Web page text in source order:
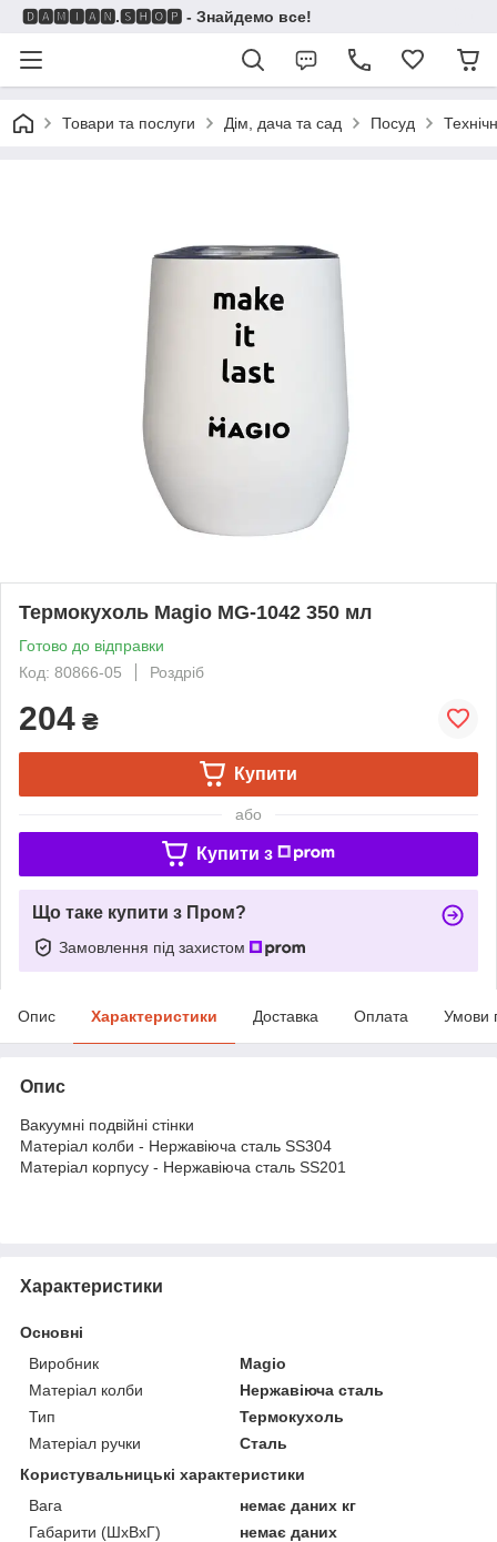
🅳🅰🅼🅸🅰🅽.🆂🅷🅾🅿 - Знайдемо все!
Товари та послуги Дім, дача та сад Посуд
Термокухоль Magio MG-1042 350 мл
Готово до відправки
Код: 80866-05
Роздріб
204 ₴
Купити
або
Купити з
Що таке купити з Пром?
Замовлення під захистом
Опис Характеристики Доставка Оплата Умови
Опис
Вакуумні подвійні стінки
Матеріал колби - Нержавіюча сталь SS304
Матеріал корпусу - Нержавіюча сталь SS201
Характеристики
Основні
Виробник
Magio
Матеріал колби
Нержавіюча сталь
Тип
Термокухоль
Матеріал ручки
Сталь
Користувальницькі характеристики
Вага
немає даних кг
Габарити (ШхВхГ)
немає даних